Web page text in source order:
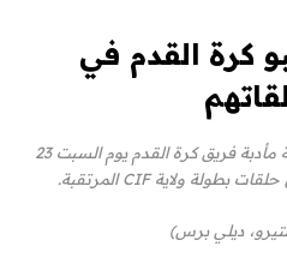
كرة القدم في
استضافت مدرسة بارستو الثانوية مأدبة فريق كرة القدم يوم السبت 23
ديلي برس)